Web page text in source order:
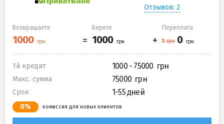
Отзывов: 2
Возвращаете Берете Переплата
1й кредит 1000 - 75000
Макс. сумма 75000
Срок 1-55 дней
0% комиссия для новых клиентов